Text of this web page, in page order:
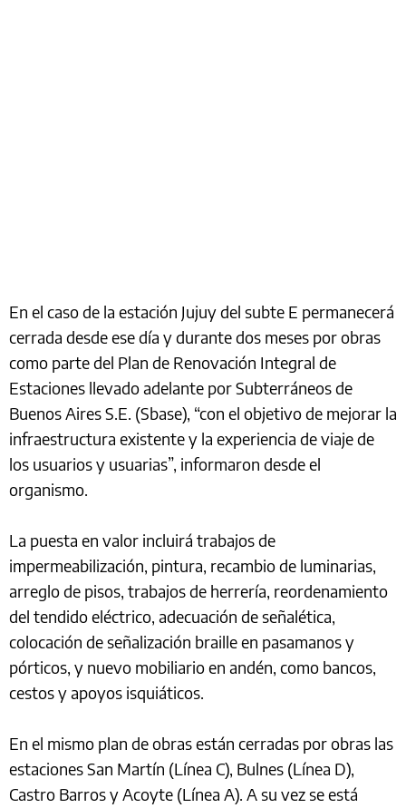
En el caso de la estación Jujuy del subte E permanecerá
cerrada desde ese día y durante dos meses por obras
como parte del Plan de Renovación Integral de
Estaciones llevado adelante por Subterráneos de
Buenos Aires S.E. (Sbase), “con el objetivo de mejorar la
infraestructura existente y la experiencia de viaje de
los usuarios y usuarias”, informaron desde el
organismo.
La puesta en valor incluirá trabajos de
impermeabilización, pintura, recambio de luminarias,
arreglo de pisos, trabajos de herrería, reordenamiento
del tendido eléctrico, adecuación de señalética,
colocación de señalización braille en pasamanos y
pórticos, y nuevo mobiliario en andén, como bancos,
cestos y apoyos isquiáticos.
En el mismo plan de obras están cerradas por obras las
estaciones San Martín (Línea C), Bulnes (Línea D),
Castro Barros y Acoyte (Línea A). A su vez se está